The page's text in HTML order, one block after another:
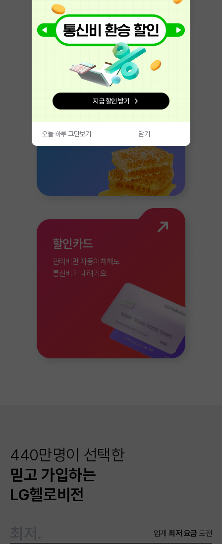
헬로이용팁
똑똑하게 이용하는
꿀팁 대방출
할인카드
관리비만 자동이체해도
통신비가 내려가요
440만명이 선택한
믿고 가입하는
LG헬로비전
업계 최저 요금 도전
지금 할인 받기
오늘 하루 그만보기 닫기